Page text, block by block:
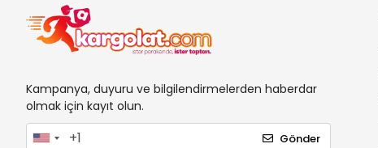
Kampanya, duyuru ve bilgilendirmelerden haberdar
olmak için kayıt olun.
Gönder